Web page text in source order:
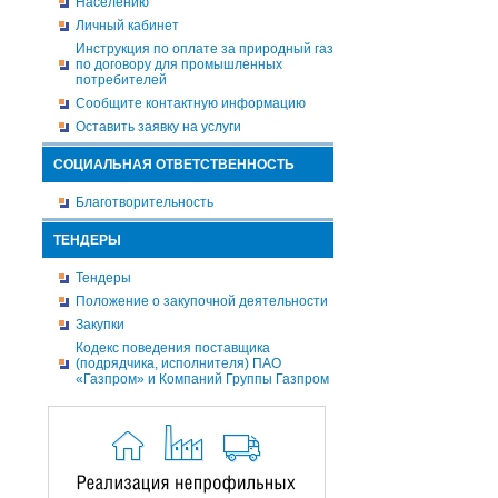
Личный кабинет
Инструкция по оплате за природный газ
по договору для промышленных
потребителей
Сообщите контактную информацию
Оставить заявку на услуги
СОЦИАЛЬНАЯ ОТВЕТСТВЕННОСТЬ
Благотворительность
ТЕНДЕРЫ
Тендеры
Положение о закупочной деятельности
Закупки
Кодекс поведения поставщика
(подрядчика, исполнителя) ПАО
«Газпром» и Компаний Группы Газпром